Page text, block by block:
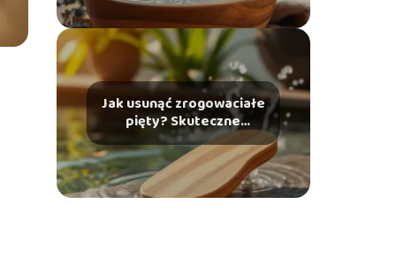
Jak usunąć zrogowaciałe
pięty? Skuteczne
metody i porady